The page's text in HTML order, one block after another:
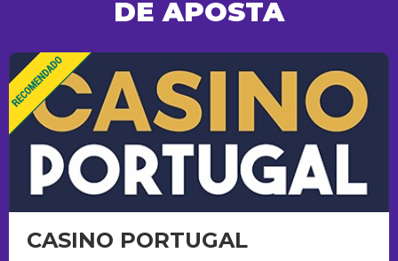
DE APOSTA
CASINO PORTUGAL